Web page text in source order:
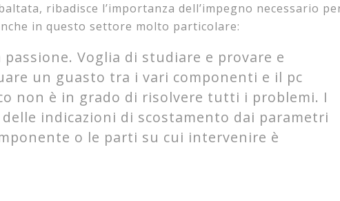
ribadisce l’importanza dell’impegno necessario
in questo settore molto particolare:
Voglia di studiare e provare e
un guasto tra i vari componenti e il pc
non è in grado di risolvere tutti i problemi. I
indicazioni di scostamento dai parametri
o le parti su cui intervenire è